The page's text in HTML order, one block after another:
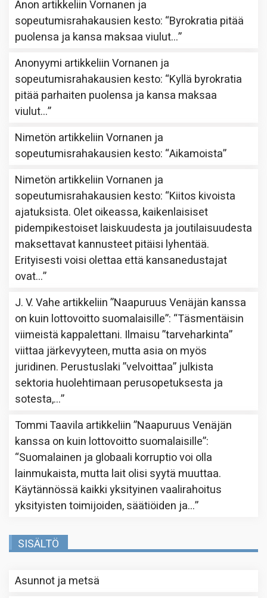
Anon artikkeliinVornanen ja
sopeutumisrahakausien kesto: “Byrokratia pitää
puolensa ja kansa maksaa viulut…”
Anonyymi artikkeliinVornanen ja
sopeutumisrahakausien kesto: “Kyllä byrokratia
pitää parhaiten puolensa ja kansa maksaa
viulut…”
Nimetön artikkeliinVornanen ja
sopeutumisrahakausien kesto: “Aikamoista”
Nimetön artikkeliinVornanen ja
sopeutumisrahakausien kesto: “Kiitos kivoista
ajatuksista. Olet oikeassa, kaikenlaisiset
pidempikestoiset laiskuudesta ja joutilaisuudesta
maksettavat kannusteet pitäisi lyhentää.
Erityisesti voisi olettaa että kansanedustajat
ovat…”
J. V. Vahe artikkeliin”Naapuruus Venäjän kanssa
on kuin lottovoitto suomalaisille”: “Täsmentäisin
viimeistä kappalettani. Ilmaisu ”tarveharkinta”
viittaa järkevyyteen, mutta asia on myös
juridinen. Perustuslaki ”velvoittaa” julkista
sektoria huolehtimaan perusopetuksesta ja
sotesta,…”
Tommi Taavila artikkeliin”Naapuruus Venäjän
kanssa on kuin lottovoitto suomalaisille”:
“Suomalainen ja globaali korruptio voi olla
lainmukaista, mutta lait olisi syytä muuttaa.
Käytännössä kaikki yksityinen vaalirahoitus
yksityisten toimijoiden, säätiöiden ja…”
SISÄLTÖ
Asunnot ja metsä